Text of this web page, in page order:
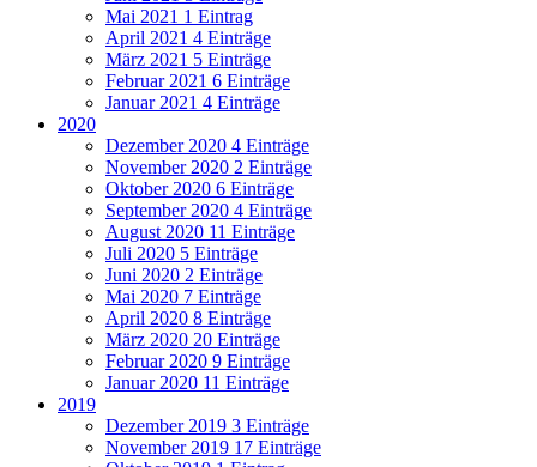
Mai 2021 1 Eintrag
April 2021 4 Einträge
März 2021 5 Einträge
Februar 2021 6 Einträge
Januar 2021 4 Einträge
2020
Dezember 2020 4 Einträge
November 2020 2 Einträge
Oktober 2020 6 Einträge
September 2020 4 Einträge
August 2020 11 Einträge
Juli 2020 5 Einträge
Juni 2020 2 Einträge
Mai 2020 7 Einträge
April 2020 8 Einträge
März 2020 20 Einträge
Februar 2020 9 Einträge
Januar 2020 11 Einträge
2019
Dezember 2019 3 Einträge
November 2019 17 Einträge